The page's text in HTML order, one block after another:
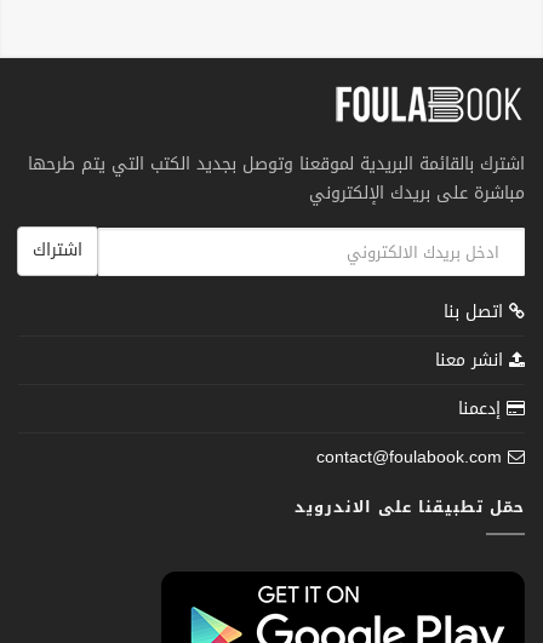
اشترك بالقائمة البريدية لموقعنا وتوصل بجديد الكتب التي يتم طرحها
مباشرة على بريدك الإلكتروني
اشتراك
اتصل بنا
انشر معنا
إدعمنا
contact@foulabook.com
حمّل تطبيقنا على الاندرويد